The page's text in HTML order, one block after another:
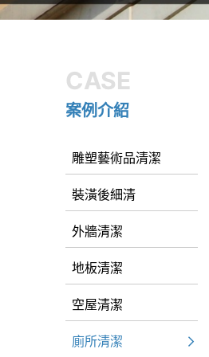
CASE
案例介紹
雕塑藝術品清潔
裝潢後細清
外牆清潔
地板清潔
空屋清潔
廁所清潔